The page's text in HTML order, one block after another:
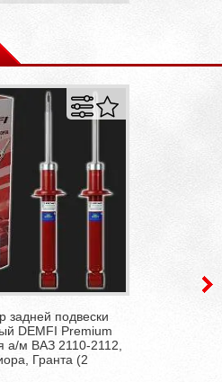
задней подвески
DEMFI Premium
а/м ВАЗ 2110-2112,
Гранта (2